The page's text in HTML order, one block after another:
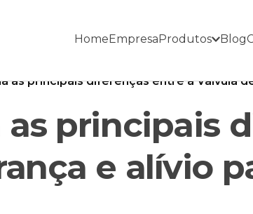
HomeEmpresaProdutos Blog
as principais diferenças entre a Válvula
as principais
e alívio